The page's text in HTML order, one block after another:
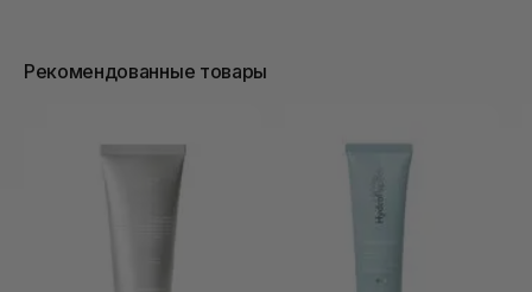
Рекомендованные товары